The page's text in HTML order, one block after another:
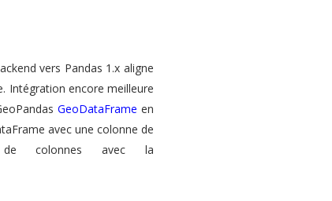
vers Pandas 1.x aligne
Intégration encore meilleure
GeoDataFrameen
avec une colonne de
de colonnes avec la